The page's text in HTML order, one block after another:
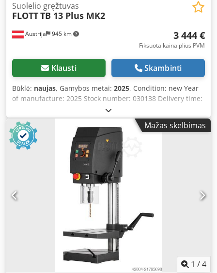
Austrija 945 km
Suolelio gręžtuvas
FLOTTTB 13 Plus MK2
3 444 €
Fiksuota kaina plius PVM
Klausti Skambinti
Būklė: naujas, Gamybos metai: 2025, Condition: new Year
of manufacture: 2025 Stock number: 030138 Delivery time:
immediate, subject to prior sale Country of origin:
Germany Price: €3,444.77 In stock: 1 unit Drilling capacity
in structural steel: 13 mm Taper: MK 2 Throat depth: 220
mm Speed range: 40 – 4000 rpm Tapping capacity: M10
(dependent on pitch) Length: 520 mm Width: 400 mm
Height: 850 mm Weight: 62 kg Quill stroke: 60 mm Distance
spindle – table: 85 – 370 mm Distance spindle – base: 420
mm Table size: 300 x 250 mm Column diameter: 70 mm
Continuous/Standard drilling capacity: 13 / 15 (in
E335/ST60), 12 Nm Manual feed Digital speed and drilling
depth display Thread-cutting device Dsdpfxsxcbhro
Aamjwa Control panel with OLED display Robust, high-
quality drill head guard with ergonomically inclined front
LED lighting Quick-adjust, ergonomic drilling depth stop
Stepless speed adjustment via central rotary knob
Emergency stop button Thermal overload protection
Mažas skelbimas
1 /4